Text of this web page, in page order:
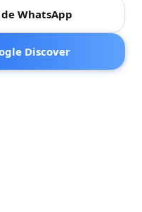
WhatsApp
Discover